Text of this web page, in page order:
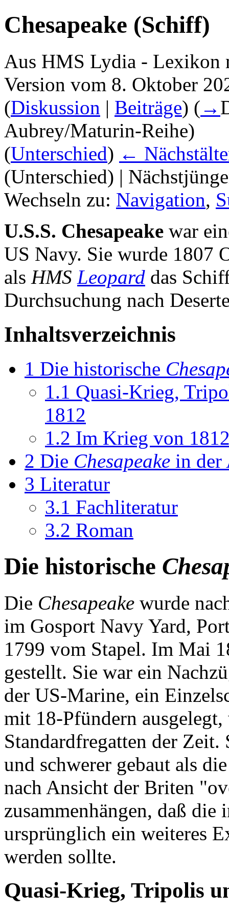
Chesapeake (Schiff)
Aus HMS Lydia - Lexikon
Version vom 8. Oktober
(Diskussion | Beiträge) ( →
Aubrey/Maturin-Reihe)
(Unterschied) ←
(Unterschied) |
Wechseln zu: Navigation,
U.S.S. Chesapeake war
US Navy. Sie wurde 1807
als HMS Leopard das
Durchsuchung nach
Inhaltsverzeichnis
1 Die historische
1.1 Quasi-Krieg,
1812
1.2 Im Krieg von
2 Die Chesapeake in der
3 Literatur
3.1 Fachliteratur
3.2 Roman
Die historische
Die Chesapeake wurde
im Gosport Navy Yard,
1799 vom Stapel. Im Mai
gestellt. Sie war ein
der US-Marine, ein
mit 18-Pfündern
Standardfregatten der
und schwerer gebaut als
nach Ansicht der Briten
zusammenhängen, daß die
ursprünglich ein weiteres
werden sollte.
Quasi-Krieg, Tripolis